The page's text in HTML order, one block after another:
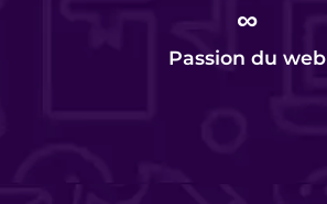
∞
Passion du web